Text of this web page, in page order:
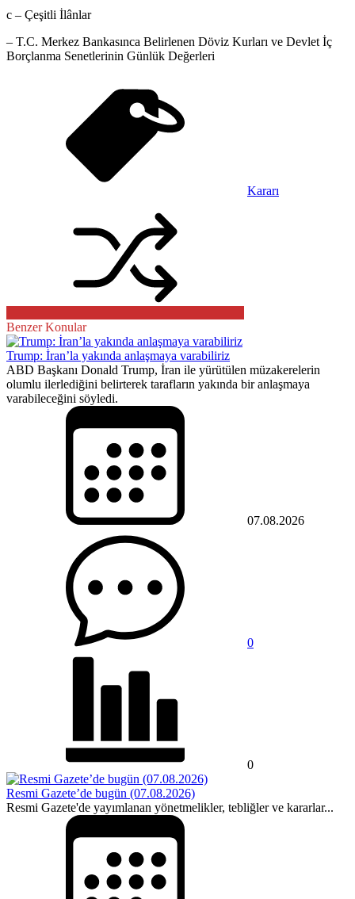
c – Çeşitli İlânlar
– T.C. Merkez Bankasınca Belirlenen Döviz Kurları ve Devlet İç
Borçlanma Senetlerinin Günlük Değerleri
Kararı
Benzer Konular
Trump: İran’la yakında anlaşmaya varabiliriz
ABD Başkanı Donald Trump, İran ile yürütülen müzakerelerin
olumlu ilerlediğini belirterek tarafların yakında bir anlaşmaya
varabileceğini söyledi.
07.08.2026
0
0
Resmi Gazete’de bugün (07.08.2026)
Resmi Gazete'de yayımlanan yönetmelikler, tebliğler ve kararlar...